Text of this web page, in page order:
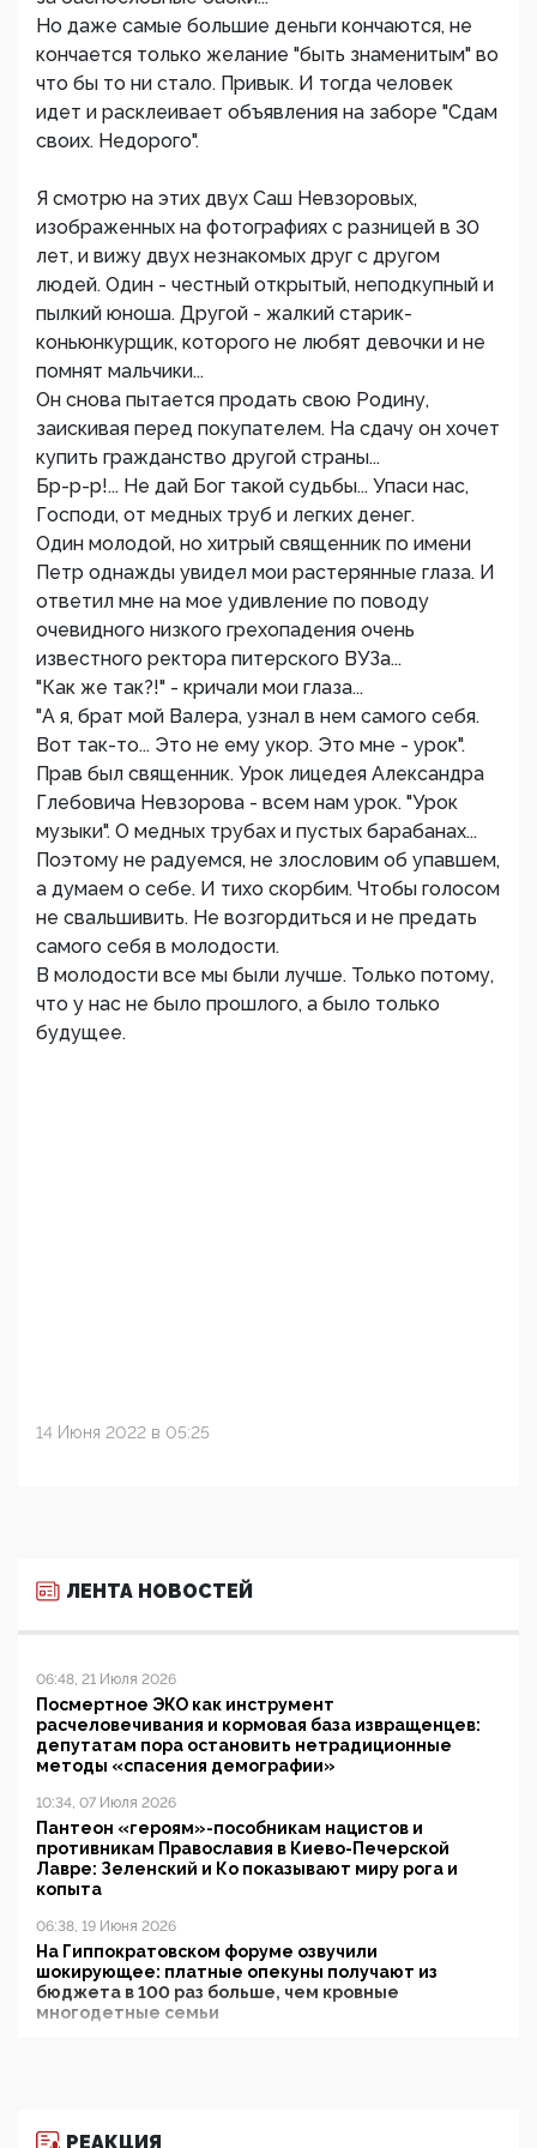
Но даже самые большие деньги кончаются, не
кончается только желание "быть знаменитым" во
что бы то ни стало. Привык. И тогда человек
идет и расклеивает объявления на заборе "Сдам
своих. Недорого".
Я смотрю на этих двух Саш Невзоровых,
изображенных на фотографиях с разницей в 30
лет, и вижу двух незнакомых друг с другом
людей. Один - честный открытый, неподкупный и
пылкий юноша. Другой - жалкий старик-
коньюнкурщик, которого не любят девочки и не
помнят мальчики...
Он снова пытается продать свою Родину,
заискивая перед покупателем. На сдачу он хочет
купить гражданство другой страны...
Бр-р-р!... Не дай Бог такой судьбы... Упаси нас,
Господи, от медных труб и легких денег.
Один молодой, но хитрый священник по имени
Петр однажды увидел мои растерянные глаза. И
ответил мне на мое удивление по поводу
очевидного низкого грехопадения очень
известного ректора питерского ВУЗа...
"Как же так?!" - кричали мои глаза...
"А я, брат мой Валера, узнал в нем самого себя.
Вот так-то... Это не ему укор. Это мне - урок".
Прав был священник. Урок лицедея Александра
Глебовича Невзорова - всем нам урок. "Урок
музыки". О медных трубах и пустых барабанах...
Поэтому не радуемся, не злословим об упавшем,
а думаем о себе. И тихо скорбим. Чтобы голосом
не свальшивить. Не возгордиться и не предать
самого себя в молодости.
В молодости все мы были лучше. Только потому,
что у нас не было прошлого, а было только
будущее.
14 Июня 2022 в 05:25
ЛЕНТА НОВОСТЕЙ
06:48, 21 Июля 2026
Посмертное ЭКО как инструмент
расчеловечивания и кормовая база извращенцев:
депутатам пора остановить нетрадиционные
методы «спасения демографии»
10:34, 07 Июля 2026
Пантеон «героям»-пособникам нацистов и
противникам Православия в Киево-Печерской
Лавре: Зеленский и Ко показывают миру рога и
копыта
06:38, 19 Июня 2026
На Гиппократовском форуме озвучили
шокирующее: платные опекуны получают из
бюджета в 100 раз больше, чем кровные
многодетные семьи
РЕАКЦИЯ